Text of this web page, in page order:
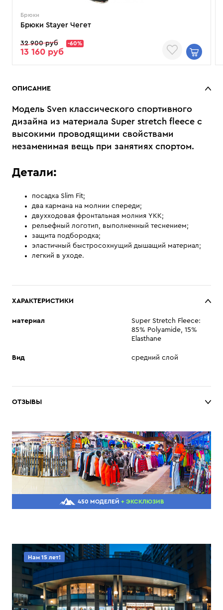
Брюки
Брюки Stayer Чегет
32 900 руб -60%
13 160 руб
ОПИСАНИЕ
Модель Sven классического спортивного
дизайна из материала Super stretch fleece с
высокими проводящими свойствами
незаменимая вещь при занятиях спортом.
Детали:
посадка Slim Fit;
два кармана на молнии спереди;
двухходовая фронтальная молния YKK;
рельефный логотип, выполненный теснением;
защита подбородка;
эластичный быстросохнущий дышащий материал;
легкий в уходе.
ХАРАКТЕРИСТИКИ
материал
Super Stretch Fleece:
85% Polyamide, 15%
Elasthane
Вид средний слой
ОТЗЫВЫ
450 МОДЕЛЕЙ + ЭКСКЛЮЗИВ
Нам 15 лет!